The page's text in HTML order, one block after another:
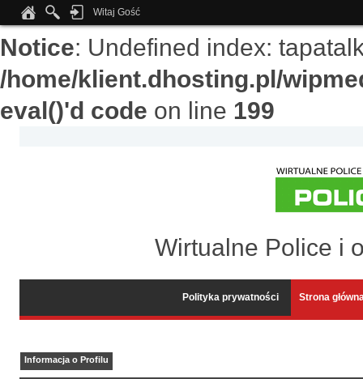
Notice: Undefined index:
/home/klient.dhosting.pl/
eval()'d code on line 199
Witaj Gość
Wirtualne Police i
Polityka prywatności Strona
Informacja o Profilu